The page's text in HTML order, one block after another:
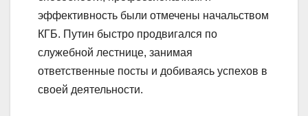
эффективность были отмечены начальством
КГБ. Путин быстро продвигался по
служебной лестнице, занимая
ответственные посты и добиваясь успехов в
своей деятельности.